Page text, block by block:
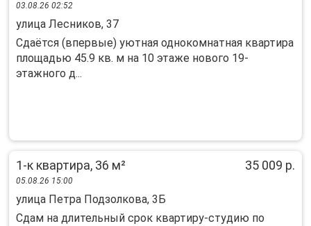
03.08.26 02:52
улица Лесников, 37
Сдаётся (впервые) уютная однокомнатная квартира
площадью 45.9 кв. м на 10 этаже нового 19-
этажного д...
1-к квартира, 36 м² 35 009 р.
05.08.26 15:00
улица Петра Подзолкова, 3Б
Сдам на длительный срок квартиру-студию по